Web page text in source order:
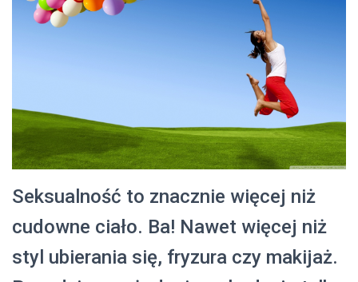
Seksualność to znacznie więcej niż
cudowne ciało. Ba! Nawet więcej niż
styl ubierania się, fryzura czy makijaż.